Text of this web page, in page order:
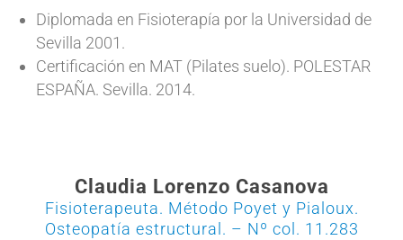
Diplomada en Fisioterapía por la Universidad de
Sevilla 2001.
Certificación en MAT (Pilates suelo). POLESTAR
ESPAÑA. Sevilla. 2014.
Claudia Lorenzo Casanova
Fisioterapeuta. Método Poyet y Pialoux.
Osteopatía estructural. – Nº col. 11.283